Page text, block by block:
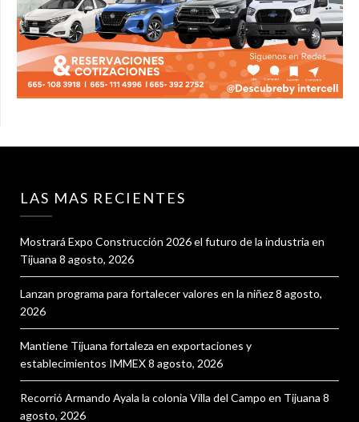
LAS MAS RECIENTES
Mostrará Expo Construcción 2026 el futuro de la industria en
Tijuana 8 agosto, 2026
Lanzan programa para fortalecer valores en la niñez8 agosto,
2026
Mantiene Tijuana fortaleza en exportaciones y
establecimientos IMMEX8 agosto, 2026
Recorrió Armando Ayala la colonia Villa del Campo en Tijuana 8
agosto, 2026